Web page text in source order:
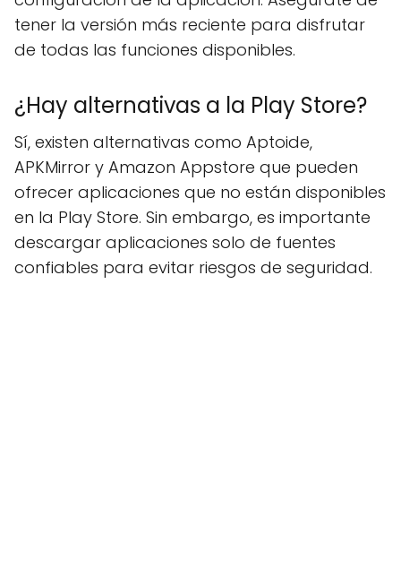
tener la versión más reciente para disfrutar
de todas las funciones disponibles.
¿Hay alternativas a la Play Store?
Sí, existen alternativas como Aptoide,
APKMirror y Amazon Appstore que pueden
ofrecer aplicaciones que no están disponibles
en la Play Store. Sin embargo, es importante
descargar aplicaciones solo de fuentes
confiables para evitar riesgos de seguridad.